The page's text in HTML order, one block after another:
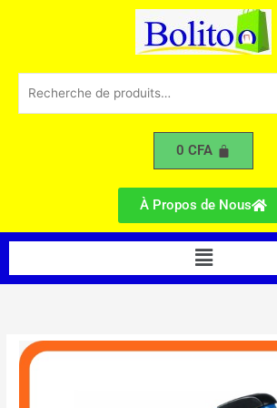
pour :
0CFA
À Propos de Nous
Menu
quantité
de